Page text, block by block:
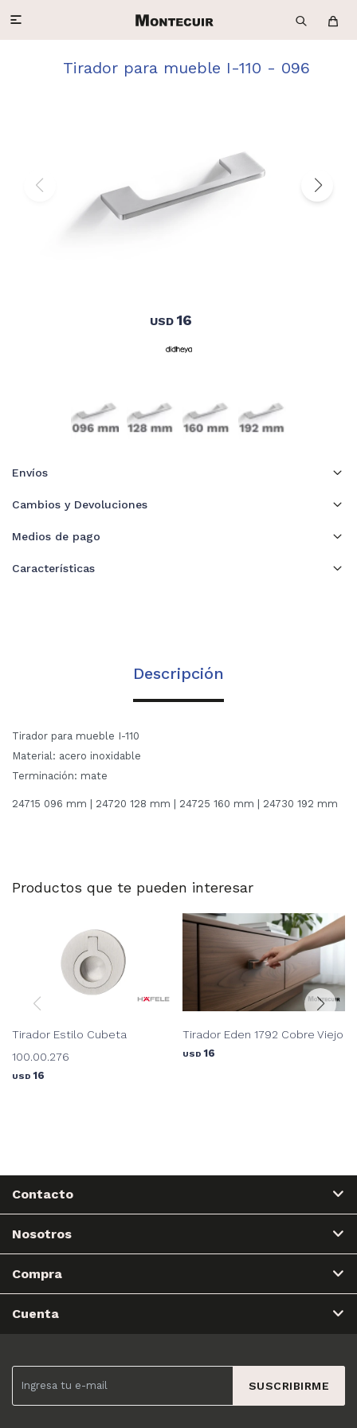

Tirador para mueble I-110 - 096
USD 16
Envíos
Cambios y Devoluciones
Medios de pago
Características
Descripción
Tirador para mueble I-110
Material: acero inoxidable
Terminación: mate
24715 096 mm | 24720 128 mm | 24725 160 mm | 24730 192 mm
Productos que te pueden interesar
Tirador Estilo Cubeta
100.00.276
USD 16
Tirador Eden 1792 Cobre Viejo
USD 16
SUSCRIBIRME
Contacto
Nosotros
Compra
Cuenta